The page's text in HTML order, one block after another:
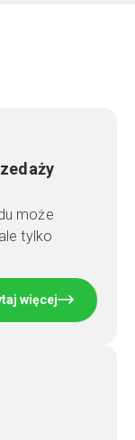
może
tylko
więcej